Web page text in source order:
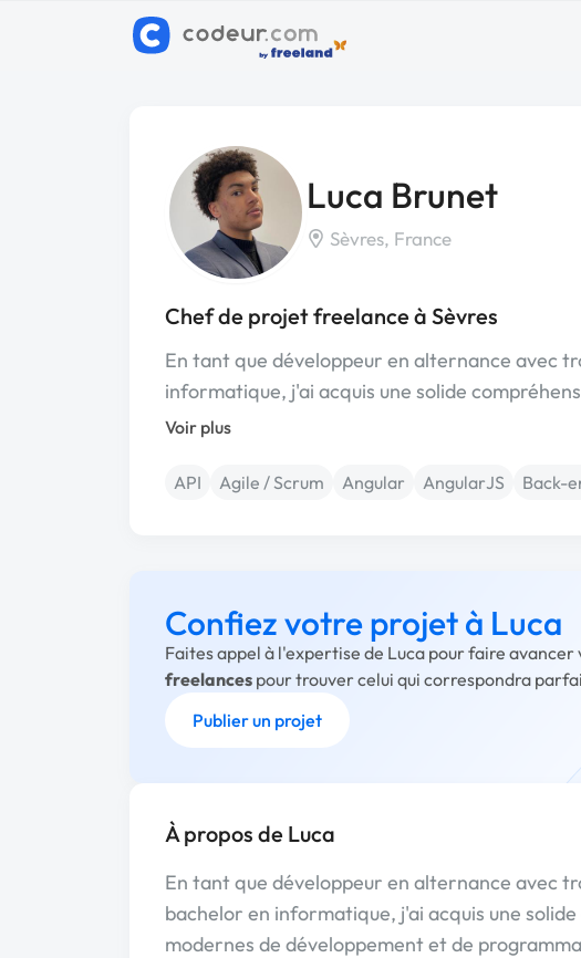
Luca Brunet
Sèvres, France
Chef de projet freelance à Sèvres
En tant que développeur en alternance avec
informatique, j'ai acquis une solide
Voir plus
API Agile / Scrum Angular AngularJS Back-
Confiez votre projet à Luca
Faites appel à l'expertise de Luca pour faire
freelances pour trouver celui qui correspondra
Publier un projet
À propos de Luca
En tant que développeur en alternance avec
bachelor en informatique, j'ai acquis une
modernes de développement et de